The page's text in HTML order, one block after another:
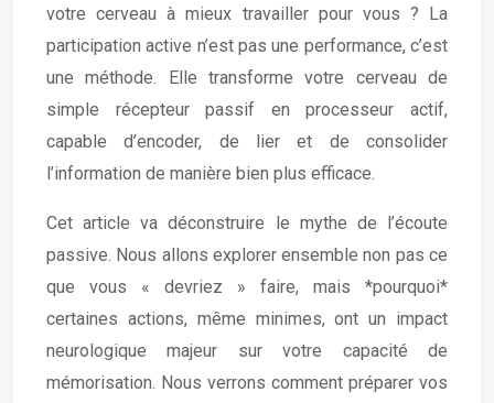
votre cerveau à mieux travailler pour vous ? La
participation active n’est pas une performance, c’est
une méthode. Elle transforme votre cerveau de
simple récepteur passif en processeur actif,
capable d’encoder, de lier et de consolider
l’information de manière bien plus efficace.
Cet article va déconstruire le mythe de l’écoute
passive. Nous allons explorer ensemble non pas ce
que vous « devriez » faire, mais *pourquoi*
certaines actions, même minimes, ont un impact
neurologique majeur sur votre capacité de
mémorisation. Nous verrons comment préparer vos